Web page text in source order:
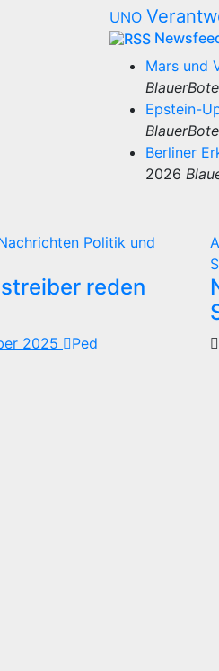
UNO
Mars und
BlauerBote
Epstein-
BlauerBote
Berliner
2026
Politik und
reden
2025 Ped